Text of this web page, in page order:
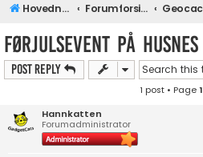
Hovednettside Forumforside
Førjulsevent på Husnes
Post Reply
1 post • Page1
Hannkatten
Forumadministrator